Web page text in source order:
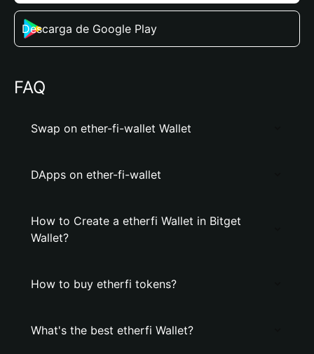
Descarga de Google Play
FAQ
Swap on ether-fi-wallet Wallet
DApps on ether-fi-wallet
How to Create a etherfi Wallet in Bitget
Wallet?
How to buy etherfi tokens?
What's the best etherfi Wallet?